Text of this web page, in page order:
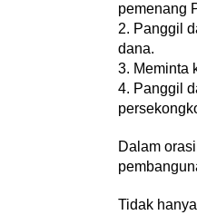
pemenang
2. Panggil
dana.
3. Meminta
4. Panggil
Dalam
Tidak